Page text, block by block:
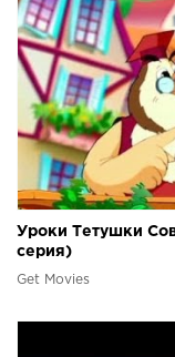
Уроки Тетушки
серия)
Get Movies